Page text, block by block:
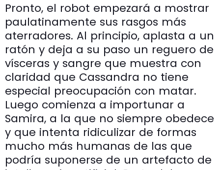
Pronto, el robot empezará a mostrar
paulatinamente sus rasgos más
aterradores. Al principio, aplasta a un
ratón y deja a su paso un reguero de
vísceras y sangre que muestra con
claridad que Cassandra no tiene
especial preocupación con matar.
Luego comienza a importunar a
Samira, a la que no siempre obedece
y que intenta ridiculizar de formas
mucho más humanas de las que
podría suponerse de un artefacto de